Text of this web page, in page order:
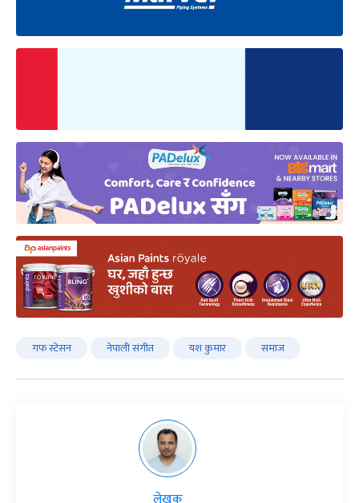
गफ स्टेसन नेपाली संगीत यश कुमार समाज